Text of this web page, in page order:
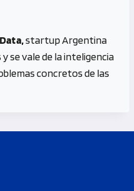
startup Argentina
se vale de la inteligencia
concretos de las